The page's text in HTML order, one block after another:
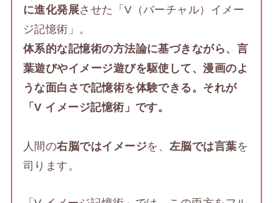
に進化発展させた「V（バーチャル）イメー
ジ記憶術」。
体系的な記憶術の方法論に基づきながら、言
葉遊びやイメージ遊びを駆使して、漫画のよ
うな面白さで記憶術を体験できる。それが
「V イメージ記憶術」です。
人間の右脳ではイメージを、 左脳では言葉を
司ります。